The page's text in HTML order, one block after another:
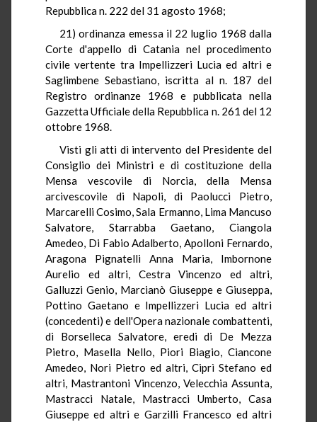
Repubblica n. 222 del 31 agosto 1968;
21) ordinanza emessa il 22 luglio 1968 dalla
Corte d'appello di Catania nel procedimento
civile vertente tra Impellizzeri Lucia ed altri e
Saglimbene Sebastiano, iscritta al n. 187 del
Registro ordinanze 1968 e pubblicata nella
Gazzetta Ufficiale della Repubblica n. 261 del 12
ottobre 1968.
Visti gli atti di intervento del Presidente del
Consiglio dei Ministri e di costituzione della
Mensa vescovile di Norcia, della Mensa
arcivescovile di Napoli, di Paolucci Pietro,
Marcarelli Cosimo, Sala Ermanno, Lima Mancuso
Salvatore, Starrabba Gaetano, Ciangola
Amedeo, Di Fabio Adalberto, Apolloni Fernardo,
Aragona Pignatelli Anna Maria, Imbornone
Aurelio ed altri, Cestra Vincenzo ed altri,
Galluzzi Genio, Marcianò Giuseppe e Giuseppa,
Pottino Gaetano e Impellizzeri Lucia ed altri
(concedenti) e dell'Opera nazionale combattenti,
di Borselleca Salvatore, eredi di De Mezza
Pietro, Masella Nello, Piori Biagio, Ciancone
Amedeo, Nori Pietro ed altri, Ciprì Stefano ed
altri, Mastrantoni Vincenzo, Velecchia Assunta,
Mastracci Natale, Mastracci Umberto, Casa
Giuseppe ed altri e Garzilli Francesco ed altri